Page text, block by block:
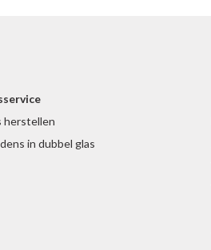
herstellen
in dubbel glas